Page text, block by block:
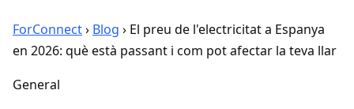
ForConnect› Blog › El preu de l'electricitat a Espanya
en 2026: què està passant i com pot afectar la teva llar
General